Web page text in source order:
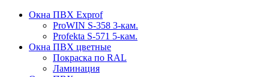
Окна ПВХ Exprof
ProWIN S-358 3-кам.
Profekta S-571 5-кам.
Окна ПВХ цветные
Покраска по RAL
Ламинация